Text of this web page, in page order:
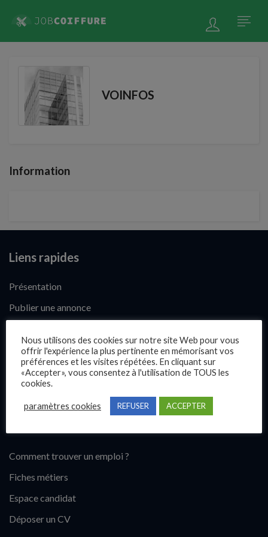
VOINFOS
Information
Liens rapides
Présentation
Publier une annonce
Questions fréquentes
Blog
Comment trouver un emploi ?
Fiches métiers
Espace candidat
Déposer un CV
Nous utilisons des cookies sur notre site Web pour vous
offrir l'expérience la plus pertinente en mémorisant vos
préférences et les visites répétées. En cliquant sur
«Accepter», vous consentez à l'utilisation de TOUS les
cookies.
paramètres cookies REFUSER ACCEPTER